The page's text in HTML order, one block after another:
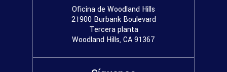
Oficina de Woodland Hills
21900 Burbank Boulevard
Tercera planta
Woodland Hills, CA 91367